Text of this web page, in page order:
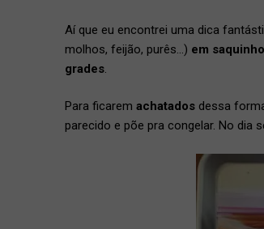
Aí que eu encontrei uma dica
molhos, feijão, purês…) em
grades
Para ficarem achatados dessa
parecido e põe pra congelar. No dia